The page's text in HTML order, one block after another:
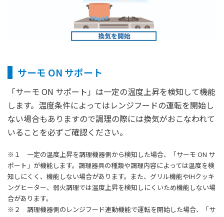
サーモ ON サポート
「サーモ ON サポート」は一定の温度上昇を検知して機能
します。温度条件によってはレンジフードの運転を開始し
ない場合もありますので調理の際には換気がおこなわれて
いることを必ずご確認ください。
※１ 一定の温度上昇を調理機器側から検知した場合、「サーモ ON サ
ポート」が機能します。調理器具の種類や調理内容によっては温度を検
知しにくく、機能しない場合があります。また、グリル機能やIHクッキ
ングヒーター、弱火調理では温度上昇を検知しにくいため機能しない場
合があります。
※２ 調理機器側のレンジフード連動機能で運転を開始した場合、「サ